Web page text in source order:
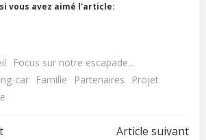
vous avez aimé l'article:
Focus sur notre escapade...
car Famille Partenaires
Projet
Article suivant